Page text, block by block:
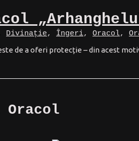
Divinație, Îngeri, Oracol,
de a oferi protecție – din acest